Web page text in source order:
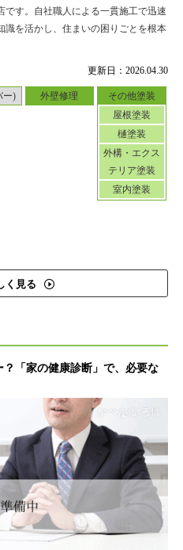
更新日：2026.04.30
ー) 外壁修理
その他塗装
屋根塗装
樋塗装
外構・エクス
テリア塗装
室内塗装
く見る
です。自社職人による一貫施工で迅速
識を活かし、住まいの困りごとを根本
「家の健康診断」で、必要な